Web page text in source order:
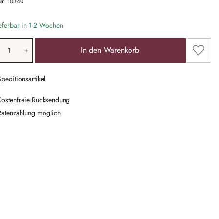
in 1-2 Wochen
Anzahl: Gib den gewünschten
In den Warenkorb Zum
Rücksendung
möglich